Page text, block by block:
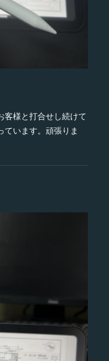
客様と打合せし続けて
ています。頑張りま